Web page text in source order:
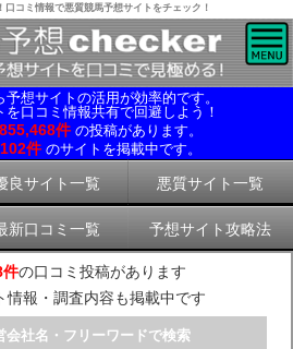
口コミ情報で悪質競馬予想サイトをチェック！
想サイトの活用が効率的です。
口コミ情報共有で回避しよう！
855,468件 の投稿があります。
件のサイトを掲載中です。
良サイト一覧 悪質サイト一覧
新口コミ一覧 予想サイト攻略法
件の口コミ投稿があります
情報・調査内容も掲載中です
会社名・フリーワードで検索